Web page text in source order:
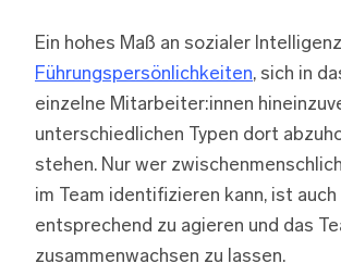
Ein hohes Maß an sozialer
Führungspersönlichkeiten, sich in
einzelne Mitarbeiter:innen
unterschiedlichen Typen dort
stehen. Nur wer
im Team identifizieren kann, ist auch
entsprechend zu agieren und das
zusammenwachsen zu lassen.